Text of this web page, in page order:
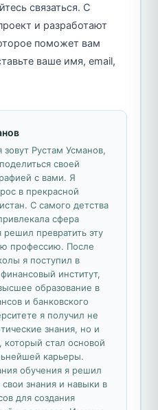
связаться. С
и разработают
поможет вам
ваше имя, email,
Рустам Усманов,
своей
с вами. Я
в прекрасной
С самого детства
сфера
решил превратить эту
профессию. После
я поступил в
институт,
образование в
и банковского
я получил не
знания, но и
стал основой
карьеры.
обучения я решил
свои знания и навыки в
для создания